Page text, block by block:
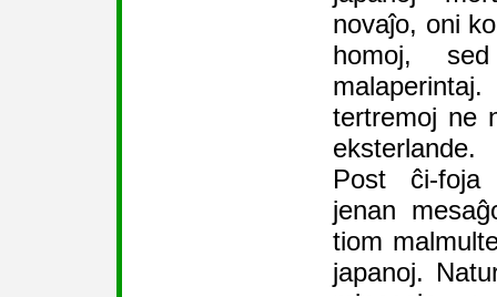
novaĵo, oni
homoj,
tertremoj ne
eksterlande.
Post ĉi-
jenan
tiom
japanoj.